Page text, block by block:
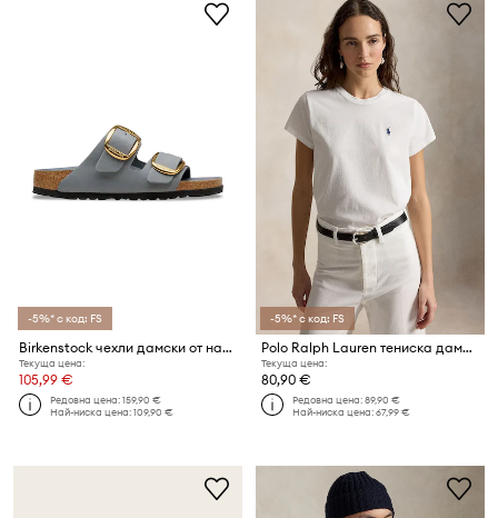
-5%* с код: FS
Birkenstock чехли дамски от набук Arizona Big Buckle
Текуща цена:
105,99 €
Редовна цена:159,90 €
Най-ниска цена:109,90 €
-5%* с код: FS
Polo Ralph Lauren тениска дамска от памук
Текуща цена:
80,90 €
Редовна цена:89,90 €
Най-ниска цена:67,99 €